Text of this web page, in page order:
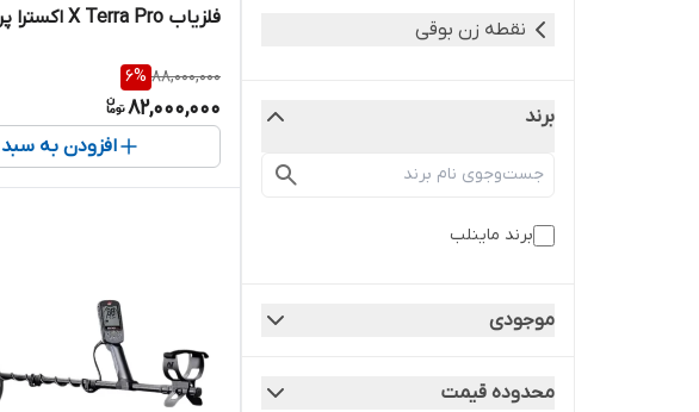
نقطه زن بوقی
برند
برند ماینلب
موجودی
محدوده قیمت
فلزیاب X Terra Pro اکسترا پرو
88,000,000
6%
82,000,000
افزودن به سبد